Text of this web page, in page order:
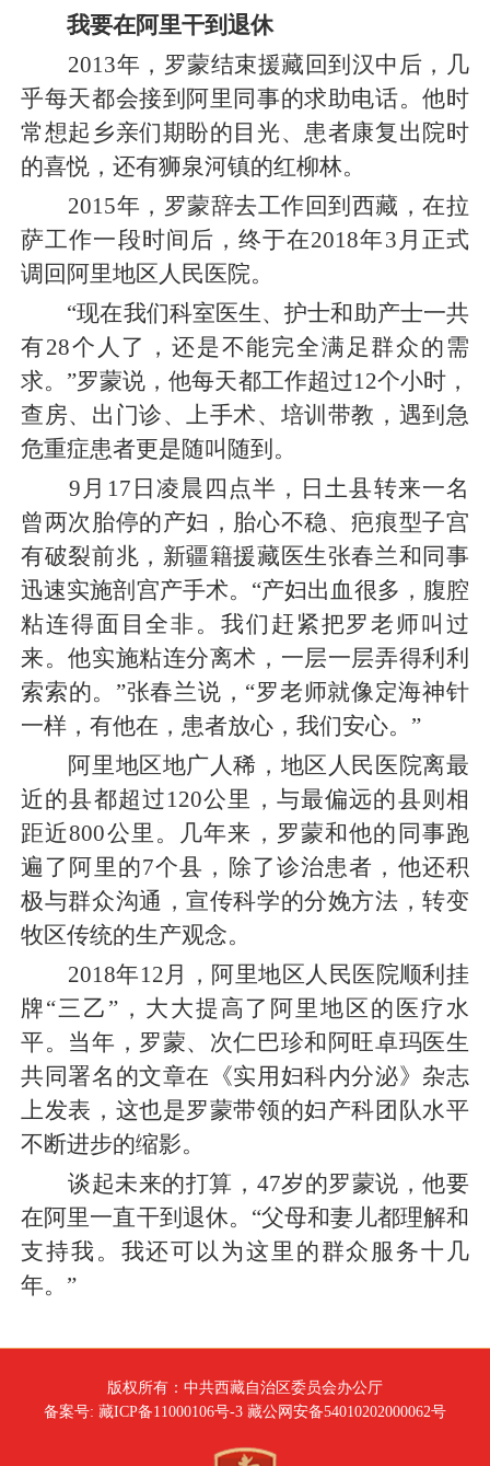
我要在阿里干到退休
2013年，罗蒙结束援藏回到汉中后，几
乎每天都会接到阿里同事的求助电话。他时
常想起乡亲们期盼的目光、患者康复出院时
的喜悦，还有狮泉河镇的红柳林。
2015年，罗蒙辞去工作回到西藏，在拉
萨工作一段时间后，终于在2018年3月正式
调回阿里地区人民医院。
“现在我们科室医生、护士和助产士一共
有28个人了，还是不能完全满足群众的需
求。”罗蒙说，他每天都工作超过12个小时，
查房、出门诊、上手术、培训带教，遇到急
危重症患者更是随叫随到。
9月17日凌晨四点半，日土县转来一名
曾两次胎停的产妇，胎心不稳、疤痕型子宫
有破裂前兆，新疆籍援藏医生张春兰和同事
迅速实施剖宫产手术。“产妇出血很多，腹腔
粘连得面目全非。我们赶紧把罗老师叫过
来。他实施粘连分离术，一层一层弄得利利
索索的。”张春兰说，“罗老师就像定海神针
一样，有他在，患者放心，我们安心。”
阿里地区地广人稀，地区人民医院离最
近的县都超过120公里，与最偏远的县则相
距近800公里。几年来，罗蒙和他的同事跑
遍了阿里的7个县，除了诊治患者，他还积
极与群众沟通，宣传科学的分娩方法，转变
牧区传统的生产观念。
2018年12月，阿里地区人民医院顺利挂
牌“三乙”，大大提高了阿里地区的医疗水
平。当年，罗蒙、次仁巴珍和阿旺卓玛医生
共同署名的文章在《实用妇科内分泌》杂志
上发表，这也是罗蒙带领的妇产科团队水平
不断进步的缩影。
谈起未来的打算，47岁的罗蒙说，他要
在阿里一直干到退休。“父母和妻儿都理解和
支持我。我还可以为这里的群众服务十几
年。”
版权所有：中共西藏自治区委员会办公厅
备案号: 藏ICP备11000106号-3 藏公网安备54010202000062号